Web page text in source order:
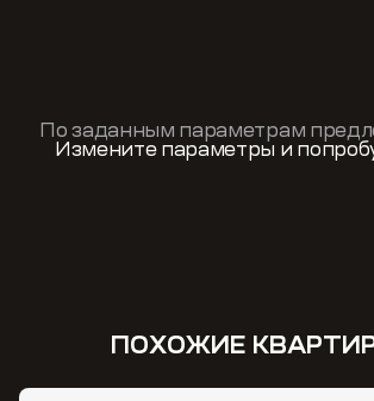
По заданным параметрам
Измените параметры и
ПОХОЖИЕ